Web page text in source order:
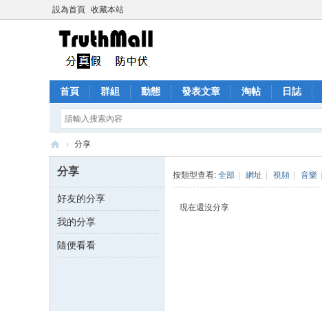
設為首頁 收藏本站
首頁 群組 動態 發表文章 淘帖 日誌
h
M
all
› 分享
分享
好友的分享
我的分享
隨便看看
按類型查看: 全部 網址 視頻 音樂
現在還沒分享